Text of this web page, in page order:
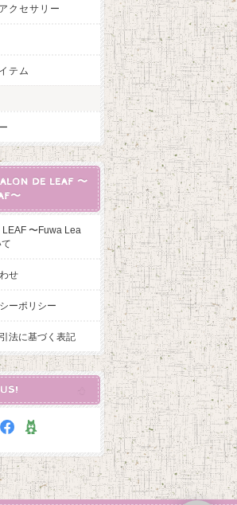
クセサリー
テム
DE LEAF 〜
〜
〜Fuwa Lea
せ
ーポリシー
法に基づく表記